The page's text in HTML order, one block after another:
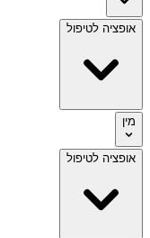
אופציה לטיפול
מין
אופציה לטיפול